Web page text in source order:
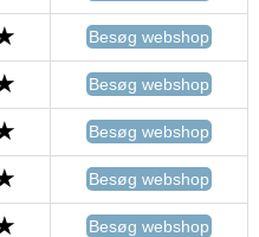
Besøg webshop
Besøg webshop
Besøg webshop
Besøg webshop
Besøg webshop